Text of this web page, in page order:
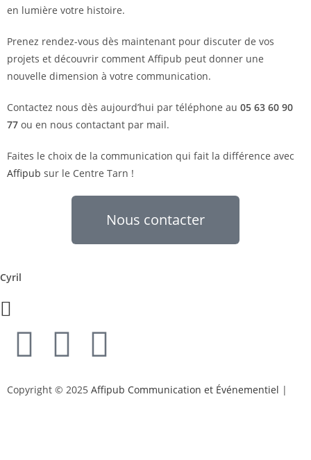
en lumière votre histoire.
Prenez rendez-vous dès maintenant pour discuter de vos
projets et découvrir comment Affipub peut donner une
nouvelle dimension à votre communication.
Contactez nous dès aujourd’hui par téléphone au 05 63 60 90
77 ou en nous contactant par mail.
Faites le choix de la communication qui fait la différence avec
Affipub sur le Centre Tarn !
Nous contacter
Cyril
Copyright © 2025 Affipub Communication et Événementiel |